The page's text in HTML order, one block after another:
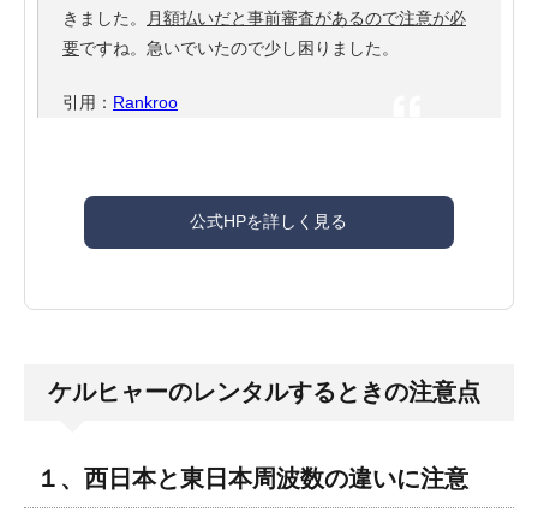
きました。
月額払いだと事前審査があるので注意が必
要ですね。急いでいたので少し困りました。
引用： Rankroo
公式HPを詳しく見る
ケルヒャーのレンタルするときの注意点
１、西日本と東日本周波数の違いに注意